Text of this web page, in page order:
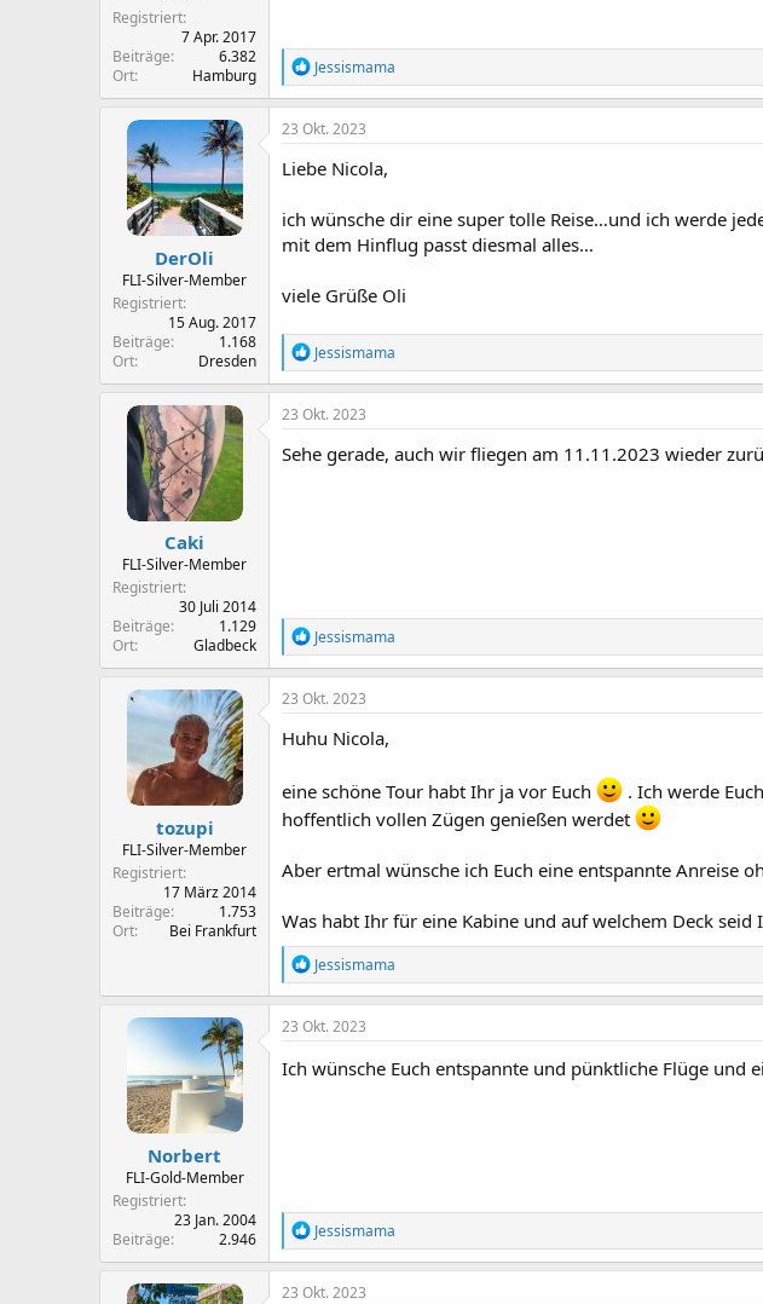
Registriert
7 Apr. 2017
Beiträge
6.382
Ort
Hamburg
R
e
a
k
i
o
e
n
Jessismama
DerOli
FLI-Silver-Member
Registriert
15 Aug. 2017
Beiträge
1.168
Ort
Dresden
23 Okt. 2023
Liebe Nicola,
ich wünsche dir eine super tolle Reise…und ich werde
mit dem Hinflug passt diesmal alles…
viele Grüße Oli
R
e
a
k
i
o
Jessismama
Caki
FLI-Silver-Member
Registriert
30 Juli 2014
Beiträge
1.129
Ort
Gladbeck
23 Okt. 2023
Sehe gerade, auch wir fliegen am 11.11.2023 wieder
R
e
a
k
i
o
e
n
:
Jessismama
tozupi
FLI-Silver-Member
Registriert
17 März 2014
Beiträge
1.753
Ort
Bei Frankfurt
23 Okt. 2023
Huhu Nicola,
eine schöne Tour habt Ihr ja vor Euch
. Ich werde
hoffentlich vollen Zügen genießen werdet
Aber ertmal wünsche ich Euch eine entspannte Anreise
Was habt Ihr für eine Kabine und auf welchem Deck seid
R
e
a
k
o
Jessismama
Norbert
FLI-Gold-Member
Registriert
23 Jan. 2004
Beiträge
2.946
23 Okt. 2023
Ich wünsche Euch entspannte und pünktliche Flüge und
R
e
a
k
Jessismama
23 Okt. 2023